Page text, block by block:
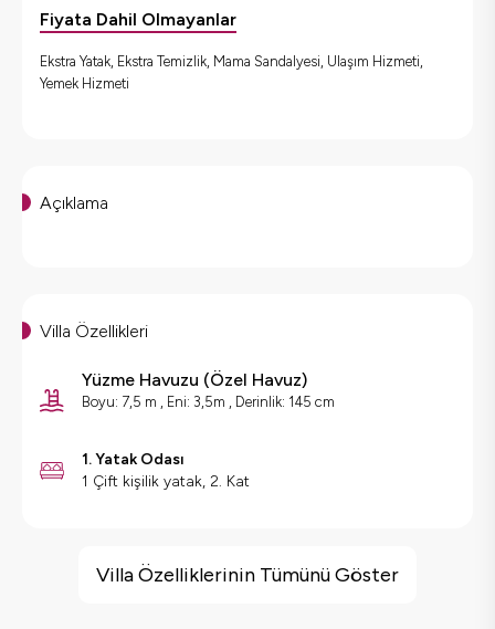
Fiyata Dahil Olmayanlar
Ekstra Yatak, Ekstra Temizlik, Mama Sandalyesi, Ulaşım Hizmeti,
Yemek Hizmeti
Açıklama
Villa Özellikleri
Yüzme Havuzu (Özel Havuz)
Boyu: 7,5 m , Eni: 3,5m , Derinlik: 145 cm
1. Yatak Odası
1 Çift kişilik yatak, 2. Kat
BarbeküVilla Özelliklerinin Tümünü Göster